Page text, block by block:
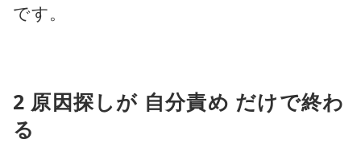
です。
2 原因探しが 自分責め だけで終わ
る